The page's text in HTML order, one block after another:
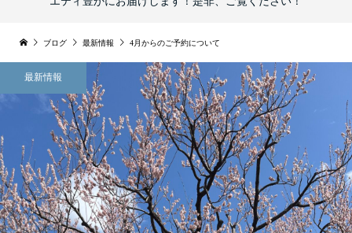
ブログ 最新情報 4月からのご予約について
最新情報